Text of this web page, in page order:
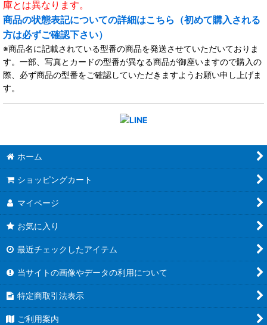
庫とは異なります。
商品の状態表記についての詳細はこちら（初めて購入される
方は必ずご確認下さい）
※商品名に記載されている型番の商品を発送させていただいておりま
す。一部、写真とカードの型番が異なる商品が御座いますので購入の
際、必ず商品の型番をご確認していただきますようお願い申し上げま
す。
ホーム
ショッピングカート
マイページ
お気に入り
最近チェックしたアイテム
当サイトの画像やデータの利用について
特定商取引法表示
ご利用案内